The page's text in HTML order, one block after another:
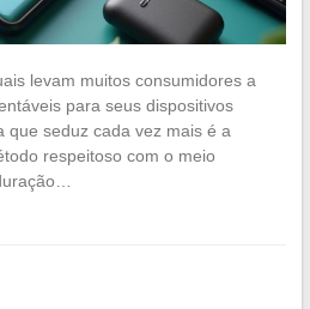
levam muitos consumidores a
para seus dispositivos
que seduz cada vez mais é a
respeitoso com o meio